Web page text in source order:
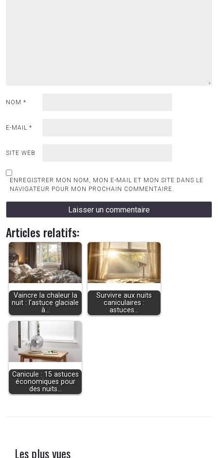
NOM *
E-MAIL *
SITE WEB
ENREGISTRER MON NOM, MON E-MAIL ET MON SITE DANS LE
NAVIGATEUR POUR MON PROCHAIN COMMENTAIRE.
Articles relatifs:
Vaincre la chaleur la
nuit : l'astuce glaciale
à…
Survivre aux nuits
caniculaires :
astuces…
Canicule : 15 astuces
économiques pour
des nuits…
Les plus vues